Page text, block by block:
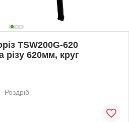
TSW200G-620
620мм, круг
Роздріб